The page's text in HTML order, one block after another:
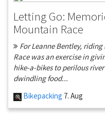
Letting Go:
Mountain Race
For Leanne Bentley,
Race was an exercise in
hike-a-bikes to perilous
dwindling food...
Bikepacking 7. Aug